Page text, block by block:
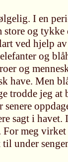
I en
store og
ved hjelp
og
og
have. Men
trodde jeg
sagt i havet.
For meg
under